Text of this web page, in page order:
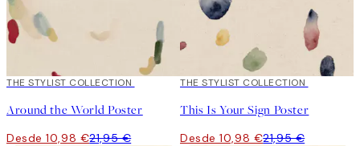
50%*
THE STYLIST COLLECTION
Around the World Poster
Desde 10,98 €21,95 €
50%*
THE STYLIST COLLECTION
This Is Your Sign Poster
Desde 10,98 €21,95 €